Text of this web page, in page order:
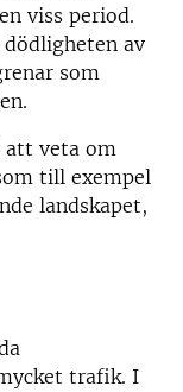
viss period.
av
som
att veta om
till exempel
landskapet,
trafik. I